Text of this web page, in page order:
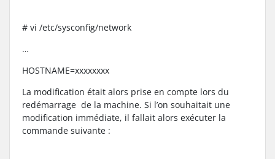
# vi /etc/sysconfig/network
…
HOSTNAME=xxxxxxxx
La modification était alors prise en compte lors du
redémarrage de la machine. Si l’on souhaitait une
modification immédiate, il fallait alors exécuter la
commande suivante :